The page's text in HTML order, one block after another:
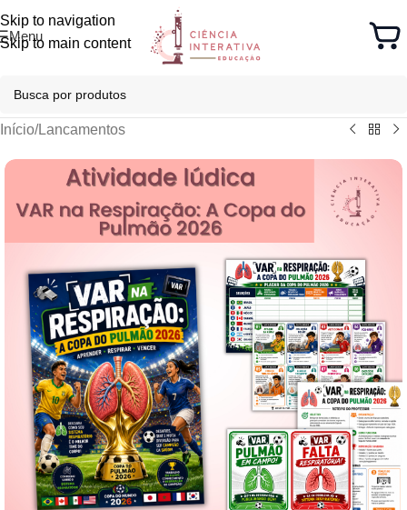
Skip to navigation
Skip to main content
Menu
Início/Lancamentos